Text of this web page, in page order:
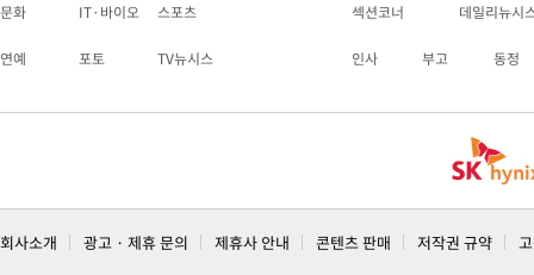
문화 IT·바이오 스포츠
연예 포토 TV뉴시스
섹션코너 데일리뉴시
인사 부고 동정
회사소개 광고 · 제휴 문의 제휴사 안내 콘텐츠 판매 저작권 규약